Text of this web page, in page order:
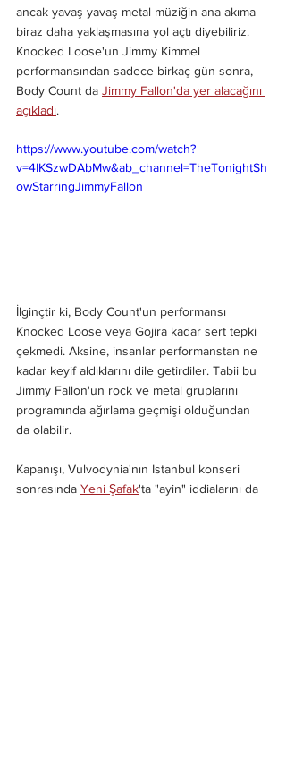
ancak yavaş yavaş metal müziğin ana akıma
biraz daha yaklaşmasına yol açtı diyebiliriz.
Knocked Loose'un Jimmy Kimmel
performansından sadece birkaç gün sonra,
Body Count da Jimmy Fallon'da yer alacağını
açıkladı.
https://www.youtube.com/watch?
v=4IKSzwDAbMw&ab_channel=TheTonightSh
owStarringJimmyFallon
İlginçtir ki, Body Count'un performansı
Knocked Loose veya Gojira kadar sert tepki
çekmedi. Aksine, insanlar performanstan ne
kadar keyif aldıklarını dile getirdiler. Tabii bu
Jimmy Fallon'un rock ve metal gruplarını
programında ağırlama geçmişi olduğundan
da olabilir.
Kapanışı, Vulvodynia'nın Istanbul konseri
sonrasında Yeni Şafak'ta "ayin" iddialarını da